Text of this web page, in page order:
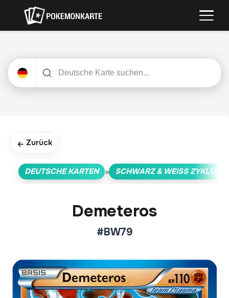
← Zurück
DEUTSCHE KARTEN » SCHWARZ & WEISS ZYKLUS
Demeteros
#BW79